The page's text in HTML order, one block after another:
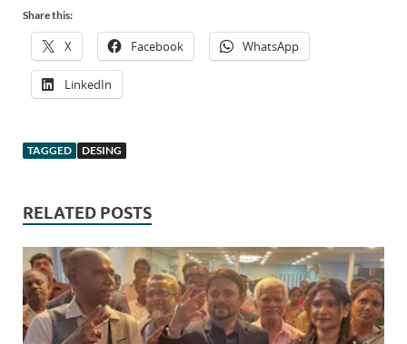
Share this:
X Facebook WhatsApp
LinkedIn
TAGGED DESING
RELATED POSTS